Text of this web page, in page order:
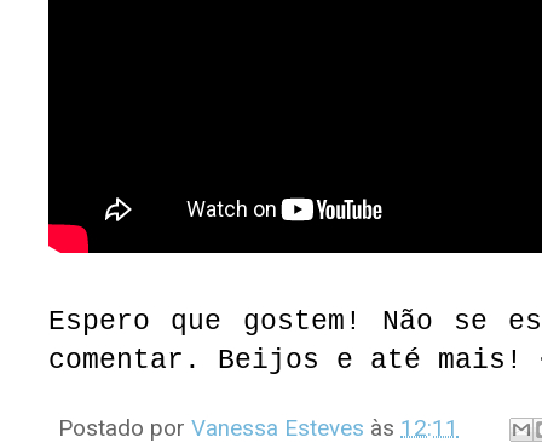
Espero que gostem! Não se
comentar. Beijos e até mais!
Postado por Vanessa Esteves às 12:11